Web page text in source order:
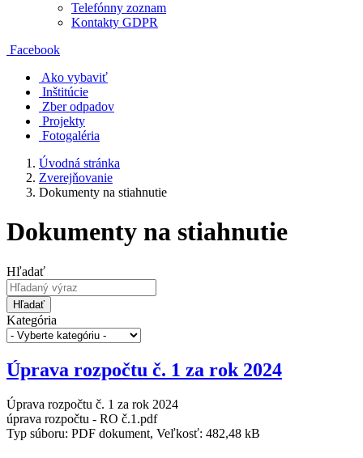
Telefónny zoznam
Kontakty GDPR
Facebook
Ako vybaviť
Inštitúcie
Zber odpadov
Projekty
Fotogaléria
Úvodná stránka
Zverejňovanie
Dokumenty na stiahnutie
Dokumenty na stiahnutie
Hľadať
Hľadať
Kategória
Úprava rozpočtu č. 1 za rok 2024
Úprava rozpočtu č. 1 za rok 2024
úprava rozpočtu - RO č.1.pdf
Typ súboru: PDF dokument, Veľkosť: 482,48 kB